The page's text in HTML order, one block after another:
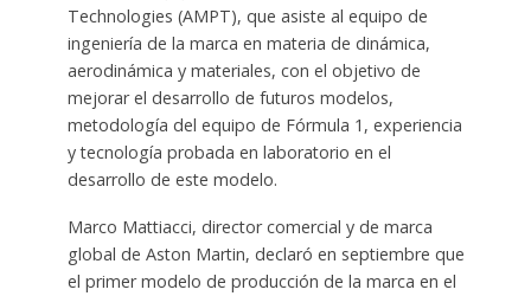
Technologies (AMPT), que asiste al equipo de
ingeniería de la marca en materia de dinámica,
aerodinámica y materiales, con el objetivo de
mejorar el desarrollo de futuros modelos,
metodología del equipo de Fórmula 1, experiencia
y tecnología probada en laboratorio en el
desarrollo de este modelo.
Marco Mattiacci, director comercial y de marca
global de Aston Martin, declaró en septiembre que
el primer modelo de producción de la marca en el